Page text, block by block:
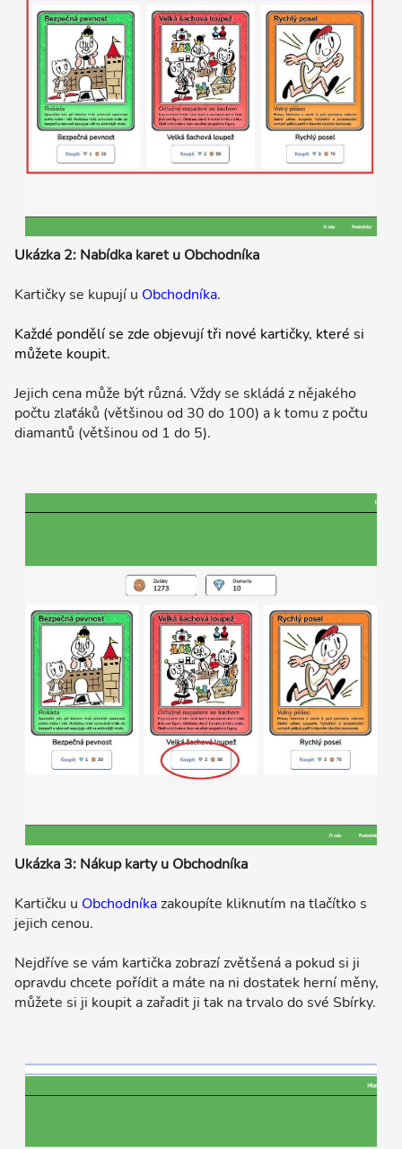
Ukázka 2: Nabídka karet u Obchodníka
Kartičky se kupují u Obchodníka.
Každé pondělí se zde objevují tři nové kartičky, které si
můžete koupit.
Jejich cena může být různá. Vždy se skládá z nějakého
počtu zlaťáků (většinou od 30 do 100) a k tomu z počtu
diamantů (většinou od 1 do 5).
Ukázka 3: Nákup karty u Obchodníka
Kartičku u Obchodníkazakoupíte kliknutím na tlačítko s
jejich cenou.
Nejdříve se vám kartička zobrazí zvětšená a pokud si ji
opravdu chcete pořídit a máte na ni dostatek herní měny,
můžete si ji koupit a zařadit ji tak na trvalo do své Sbírky.